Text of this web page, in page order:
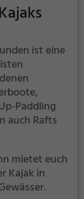
ist eine
Paddling
auch Rafts
mietet euch
Kajak in